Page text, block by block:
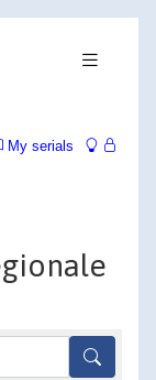
My serials